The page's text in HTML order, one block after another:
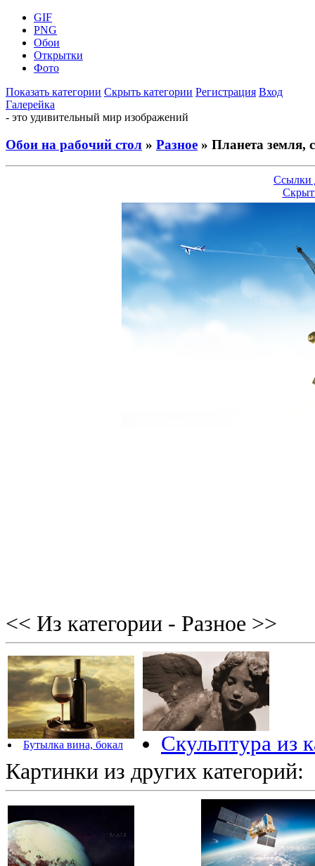
GIF
PNG
Обои
Открытки
Фото
Показать категории Скрыть категории Регистрация Вход
Галерейка
- это удивительный мир изображений
Обои на рабочий стол » Разное » Планета земля,
Ссылки
<< Из категории - Разное >>
Бутылка вина, бокал Скульптура из
Картинки из других категорий: